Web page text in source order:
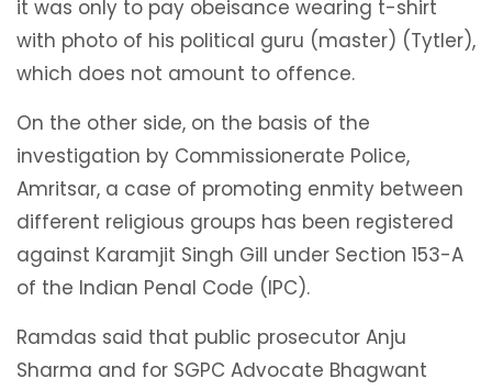
it was only to pay obeisance wearing t-shirt
with photo of his political guru (master) (Tytler),
which does not amount to offence.
On the other side, on the basis of the
investigation by Commissionerate Police,
Amritsar, a case of promoting enmity between
different religious groups has been registered
against Karamjit Singh Gill under Section 153-A
of the Indian Penal Code (IPC).
Ramdas said that public prosecutor Anju
Sharma and for SGPC Advocate Bhagwant